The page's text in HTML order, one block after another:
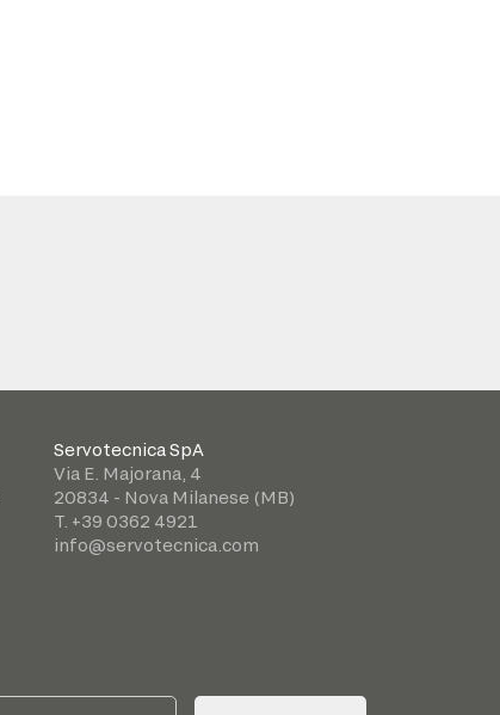
Servotecnica SpA
Via E. Majorana, 4
20834 - Nova Milanese (MB)
T. +39 0362 4921
info@servotecnica.com